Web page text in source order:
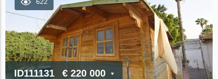
ID111131 € 220 000